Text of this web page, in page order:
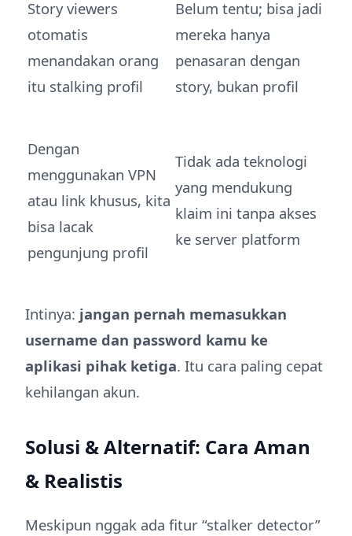
Story viewers
otomatis
menandakan orang
itu stalking profil
Belum tentu; bisa jadi
mereka hanya
penasaran dengan
story, bukan profil
Dengan
menggunakan VPN
atau link khusus, kita
bisa lacak
pengunjung profil
Tidak ada teknologi
yang mendukung
klaim ini tanpa akses
ke server platform
Intinya: jangan pernah memasukkan
username dan password kamu ke
aplikasi pihak ketiga. Itu cara paling cepat
kehilangan akun.
Solusi & Alternatif: Cara Aman
& Realistis
Meskipun nggak ada fitur “stalker detector”